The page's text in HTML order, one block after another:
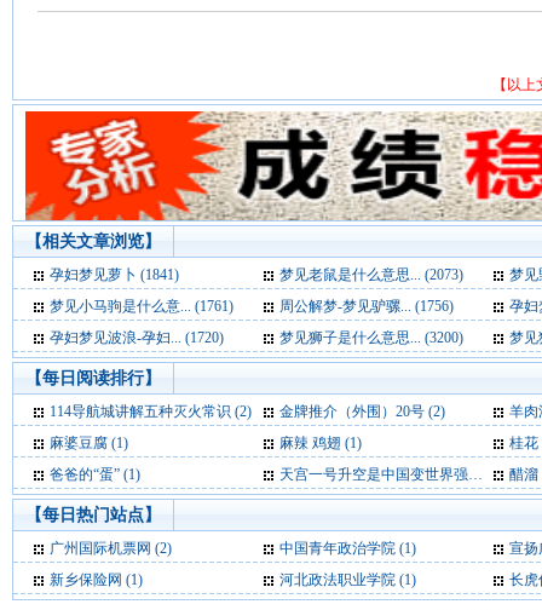
【以
【相关文章浏览】
孕妇梦见萝卜 (1841) 梦见老鼠是什么意思... (2073)
梦见
梦见小马驹是什么意... (1761)
周公解梦-梦见驴骡... (1756)
孕妇
孕妇梦见波浪-孕妇... (1720)
梦见狮子是什么意思... (3200) 梦见
【每日阅读排行】
114导航城讲解五种灭火常识 (2) 金牌推介（外围）20号 (2)
羊肉
麻婆豆腐 (1)
麻辣 鸡翅 (1)
桂花
爸爸的“蛋” (1)
天宫一号升空是中国变世界强国标志外媒称 (1) 醋溜
【每日热门站点】
广州国际机票网 (2) 中国青年政治学院 (1)
宣扬
新乡保险网 (1) 河北政法职业学院 (1) 长虎